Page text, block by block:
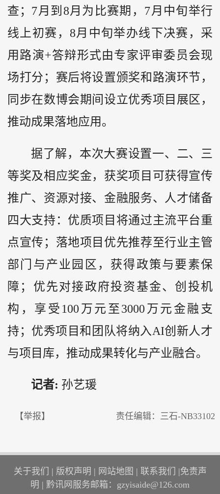
查；7月到8月为比赛期，7月中旬举行
线上初赛，8月中旬举办线下决赛，采
用路演+答辩形式由专家评审委员会现
场打分；赛后将设置颁奖和路演环节，
同步在数博会期间设立优秀项目展区，
推动成果落地应用。
据了解，本次大赛设置一、二、三
等奖及相应奖金，获奖项目可获得宣传
推广、资源对接、金融服务、人才储备
四大支持：优质项目将通过主流平台重
点宣传；落地项目优先推荐至行业主管
部门与产业园区，获得政策与要素保
障；优先对接政府投资基金、创投机
构，享受100万元至3000万元金融支
持；优秀项目和团队将纳入AI创新人才
与项目库，推动成果转化与产业融合。
记者: 孙艺瑗
【举报】 责任编辑：三石-NB33102
关于我们 | 版权声明 | 网站地图 | 联系我们 |免责声
明 | 黔讯网服务邮箱：gzyisaide@126.com